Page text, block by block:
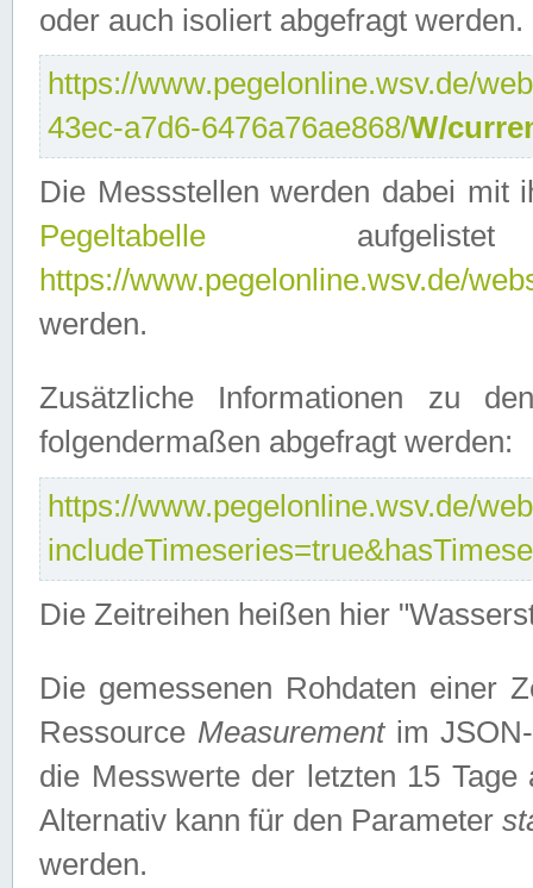
oder auch isoliert abgefragt werden.
https://www.pegelonline.wsv.de/
43ec-a7d6-6476a76ae868/W/
Die Messstellen werden dabei mit
Pegeltabelle
https://www.pegelonline.wsv.de/
werden.
Zusätzliche Informationen zu
folgendermaßen abgefragt werden:
https://www.pegelonline.wsv.de/
Die Zeitreihen heißen hier
Die gemessenen Rohdaten einer
Ressource Measurementim JSON-
die Messwerte der letzten 15
Alternativ kann für den Parameter
werden.